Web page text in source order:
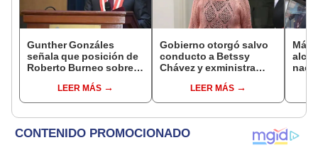
Gunther Gonzáles
señala que posición de
Roberto Burneo sobre
Aliaga no representan al
JNE
LEER MÁS
Gobierno otorgó salvo
conducto a Betssy
Chávez y exministra
madrugadaLEER MÁS
Más